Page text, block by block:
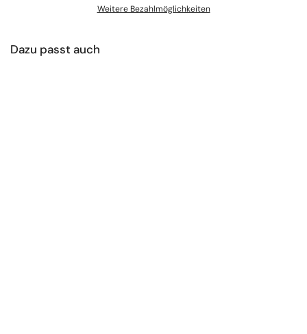
Weitere Bezahlmöglichkeiten
Dazu passt auch